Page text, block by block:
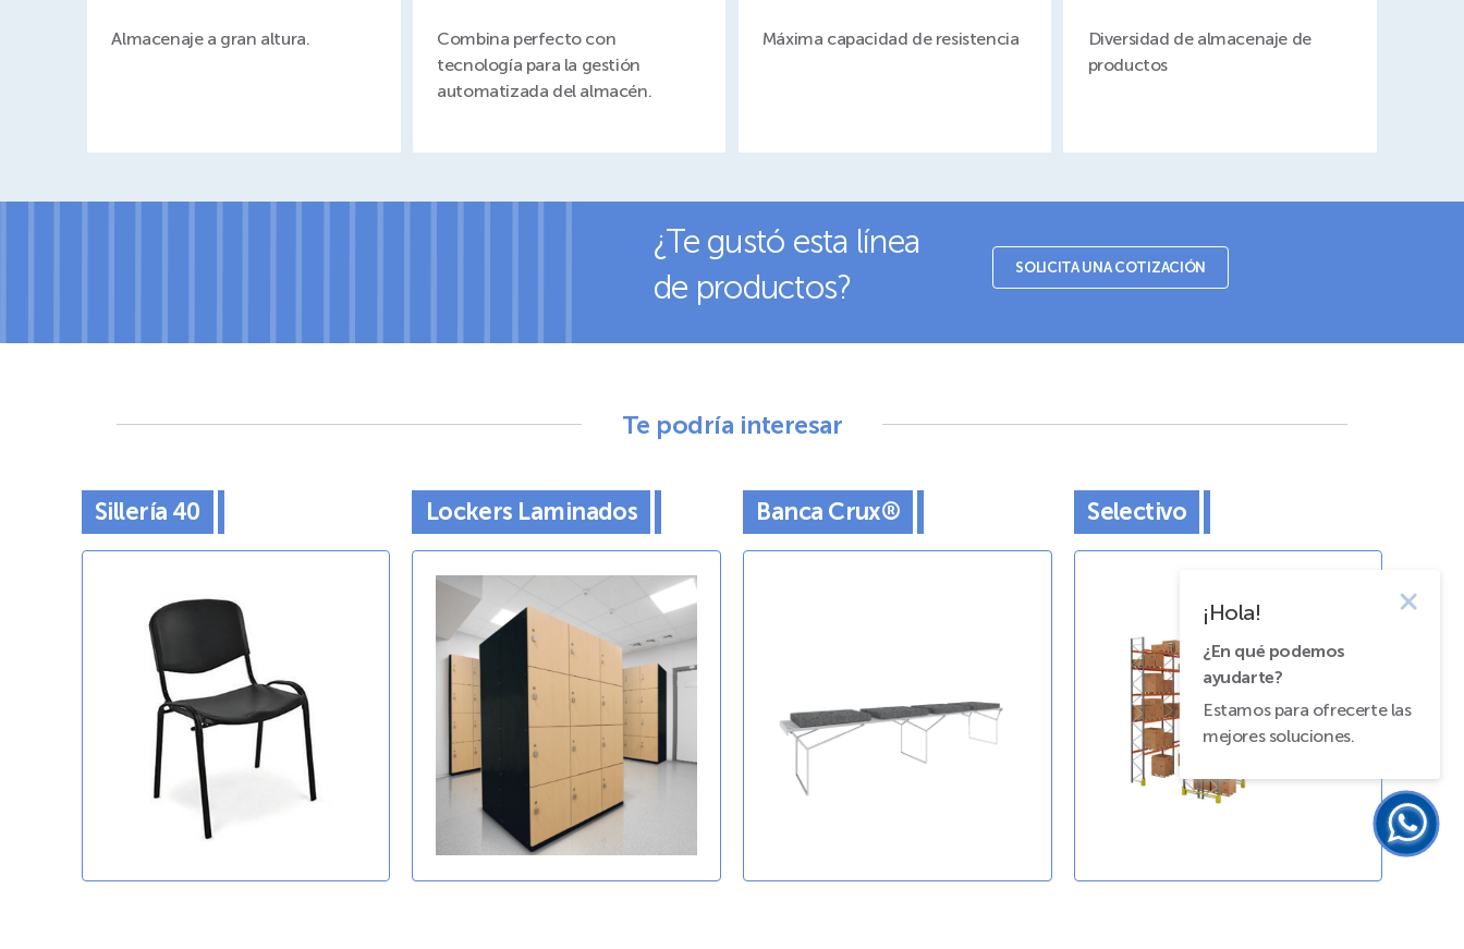
Almacenaje a gran altura.
Combina perfecto con
tecnología para la gestión
automatizada del almacén.
Máxima capacidad de resistencia
Diversidad de almacenaje de
productos
¿Te gustó esta línea
de productos?
SOLICITA UNA COTIZACIÓN
Te podría interesar
Sillería 40 Lockers Laminados Banca Crux® Selectivo
¡Hola!
¿En qué podemos
ayudarte?
Estamos para ofrecerte las
mejores soluciones.